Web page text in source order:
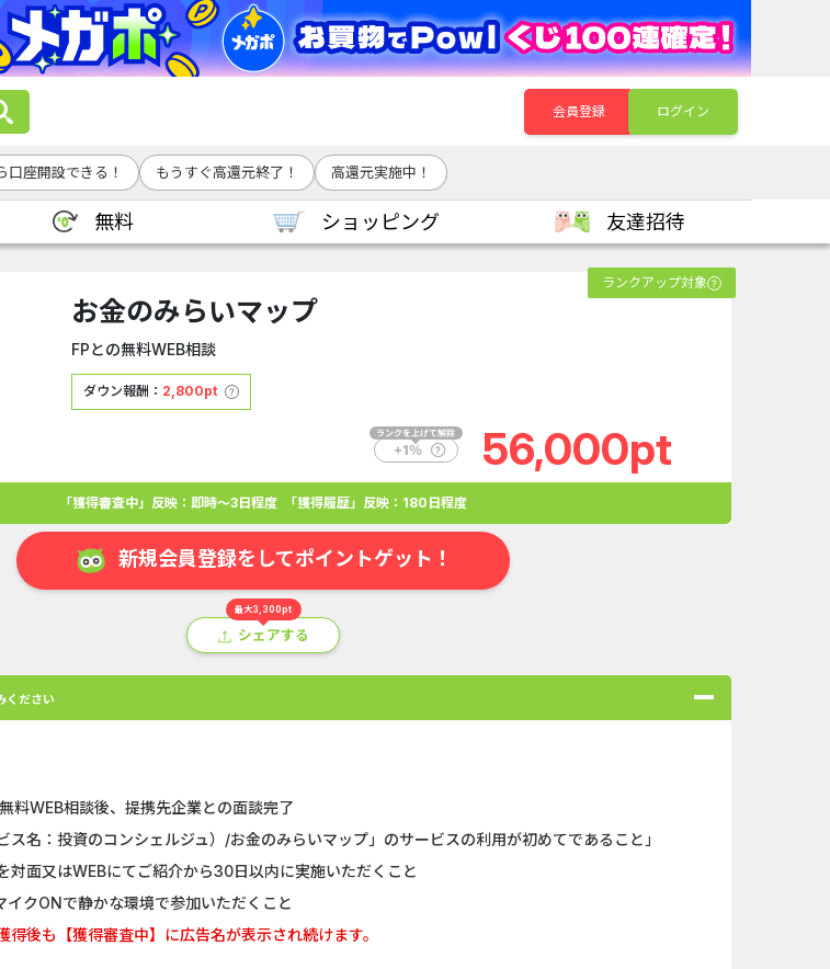
会員登録 ログイン
口座開設できる！ もうすぐ高還元終了！ 高還元実施中！
無料 ショッピング 友達招待
Merging... 静岡銀行カードローンSE...
ランクアップ対象
お金のみらいマップ
FPとの無料WEB相談
ダウン報酬： 2,800pt
56,000pt
「獲得審査中」反映：即時～3日程度 「獲得履歴」反映：180日程度
新規会員登録をしてポイントゲット！
最大3,300pt
シェアする
ください
料WEB相談後、提携先企業との面談完了
名：投資のコンシェルジュ）/お金のみらいマップ」のサービスの利用が初めてであること」
面又はWEBにてご紹介から30日以内に実施いただくこと
クONで静かな環境で参加いただくこと
後も【獲得審査中】に広告名が表示され続けます。